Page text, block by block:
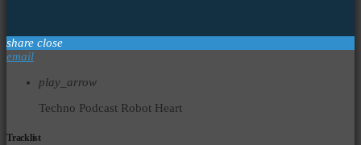
share close
email
play_arrow
Techno Podcast Robot Heart
Tracklist